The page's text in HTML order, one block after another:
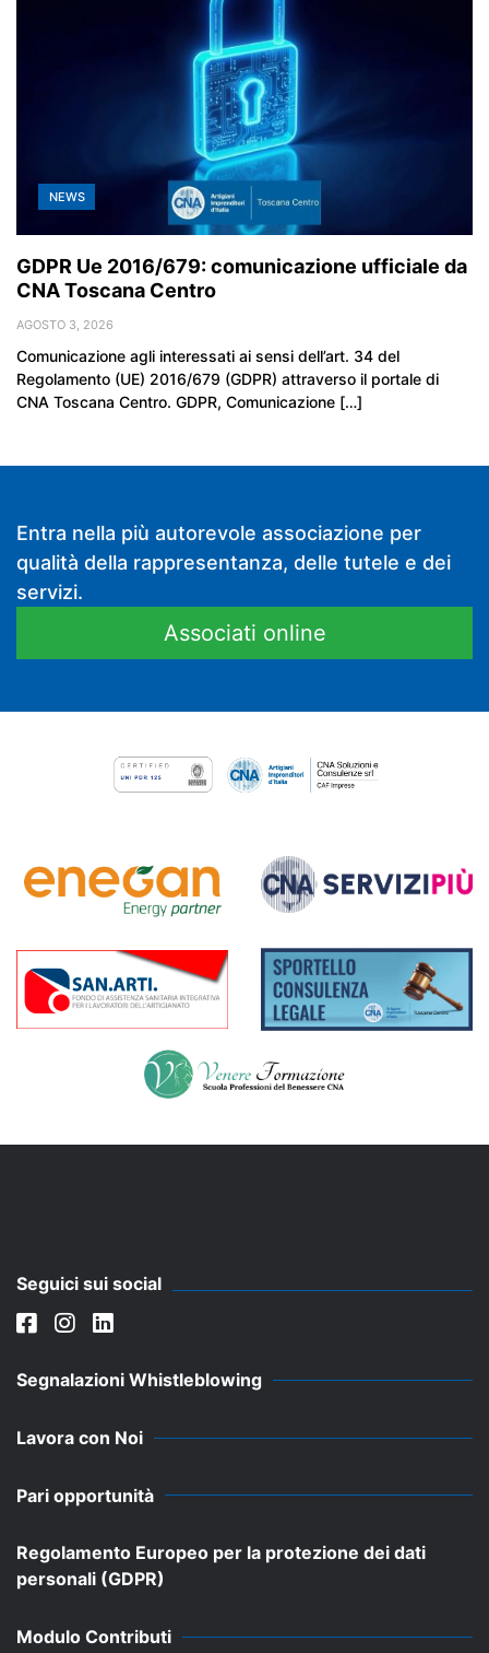
NEWS
GDPR Ue 2016/679: comunicazione ufficiale da
CNA Toscana Centro
AGOSTO 3, 2026
Comunicazione agli interessati ai sensi dell’art. 34 del
Regolamento (UE) 2016/679 (GDPR) attraverso il portale di
CNA Toscana Centro. GDPR, Comunicazione […]
Entra nella più autorevole associazione per
qualità della rappresentanza, delle tutele e dei
servizi.
Associati online
Seguici sui social
Segnalazioni Whistleblowing
Lavora con Noi
Pari opportunità
Regolamento Europeo per la protezione dei dati
personali (GDPR)
Modulo Contributi